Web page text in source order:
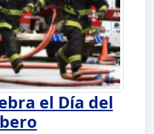
el Día del